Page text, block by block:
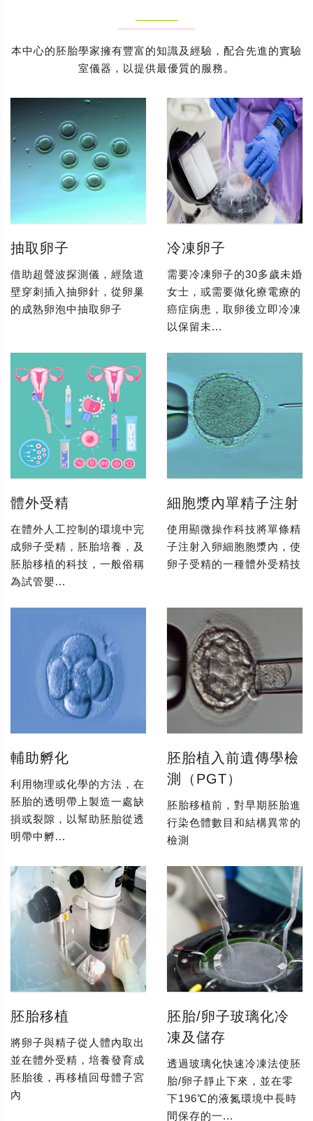
本中心的胚胎學家擁有豐富的知識及經驗，配合先進的實驗
室儀器，以提供最優質的服務。
抽取卵子
借助超聲波探測儀，經陰道
壁穿刺插入抽卵針，從卵巢
的成熟卵泡中抽取卵子
冷凍卵子
需要冷凍卵子的30多歲未婚
女士，或需要做化療電療的
癌症病患，取卵後立即冷凍
以保留未...
體外受精
在體外人工控制的環境中完
成卵子受精，胚胎培養，及
胚胎移植的科技，一般俗稱
為試管嬰...
細胞漿內單精子注射
使用顯微操作科技將單條精
子注射入卵細胞胞漿內，使
卵子受精的一種體外受精技
輔助孵化
利用物理或化學的方法，在
胚胎的透明帶上製造一處缺
損或裂隙，以幫助胚胎從透
明帶中孵...
胚胎植入前遺傳學檢
測（PGT）
胚胎移植前，對早期胚胎進
行染色體數目和結構異常的
檢測
胚胎移植
將卵子與精子從人體內取出
並在體外受精，培養發育成
胚胎後，再移植回母體子宮
內
胚胎/卵子玻璃化冷
凍及儲存
透過玻璃化快速冷凍法使胚
胎/卵子靜止下來，並在零
下196℃的液氮環境中長時
間保存的一...